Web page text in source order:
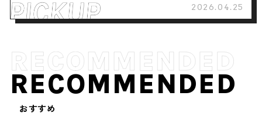
2026.04.25
RECOMMENDED
おすすめ